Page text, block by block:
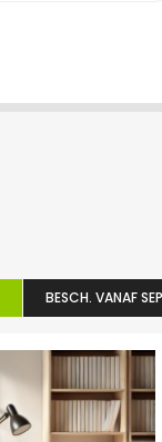
BESCH. VANAF